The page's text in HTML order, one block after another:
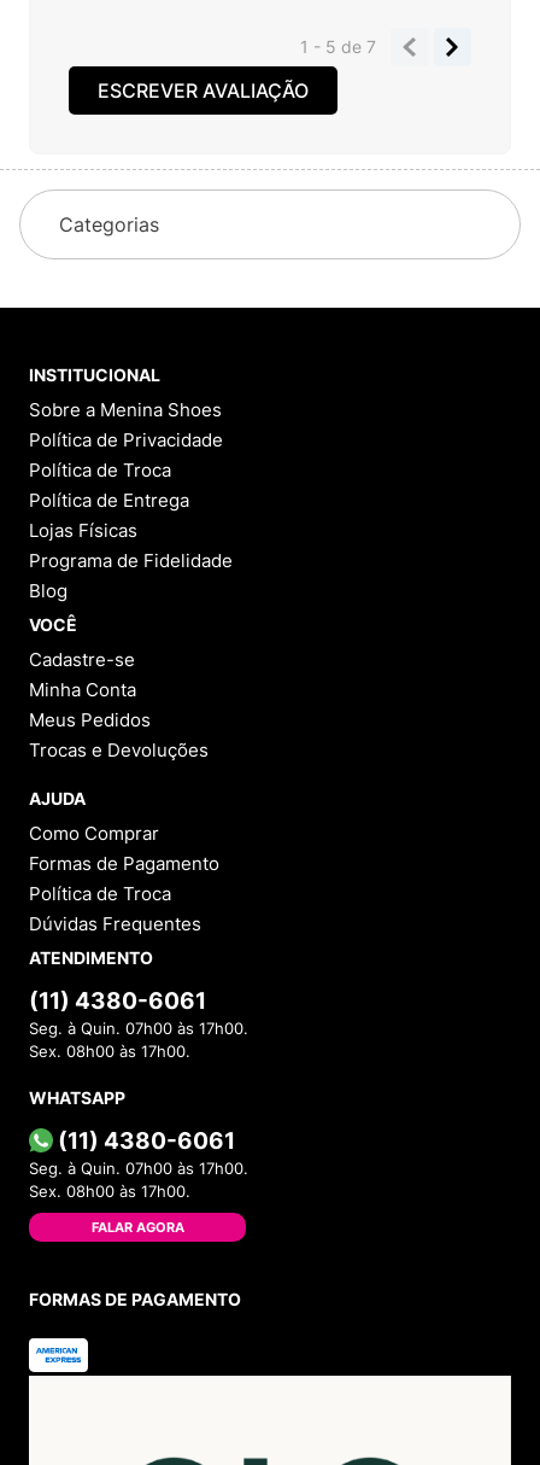
1 - 5de 7
ESCREVER AVALIAÇÃO
Categorias
INSTITUCIONAL
Sobre a Menina Shoes
Política de Privacidade
Política de Troca
Política de Entrega
Lojas Físicas
Programa de Fidelidade
Blog
VOCÊ
Cadastre-se
Minha Conta
Meus Pedidos
Trocas e Devoluções
AJUDA
Como Comprar
Formas de Pagamento
Política de Troca
Dúvidas Frequentes
ATENDIMENTO
(11) 4380-6061
Seg. à Quin. 07h00 às 17h00.
Sex. 08h00 às 17h00.
WHATSAPP
(11) 4380-6061
Seg. à Quin. 07h00 às 17h00.
Sex. 08h00 às 17h00.
FALAR AGORA
FORMAS DE PAGAMENTO